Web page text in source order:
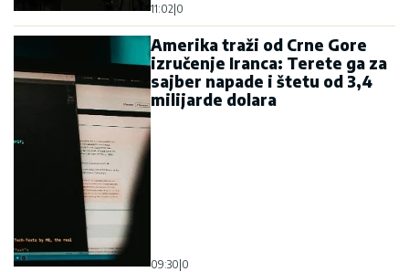
11:02 0
Amerika traži od Crne Gore
izručenje Iranca: Terete ga za
sajber napade i štetu od 3,4
milijarde dolara
09:30 0